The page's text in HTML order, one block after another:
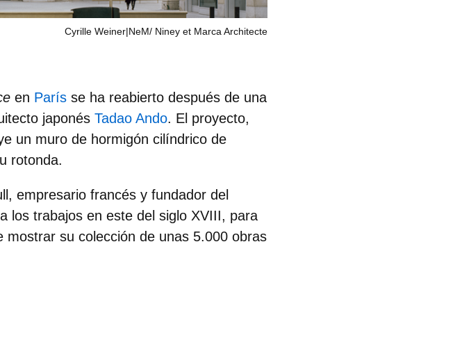
Cyrille Weiner|NeM/ Niney et Marca Architecte
en París se ha reabierto después de una
japonés Tadao Ando. El proyecto,
un muro de hormigón cilíndrico de
rotonda.
empresario francés y fundador del
los trabajos en este del siglo XVIII, para
su colección de unas 5.000 obras